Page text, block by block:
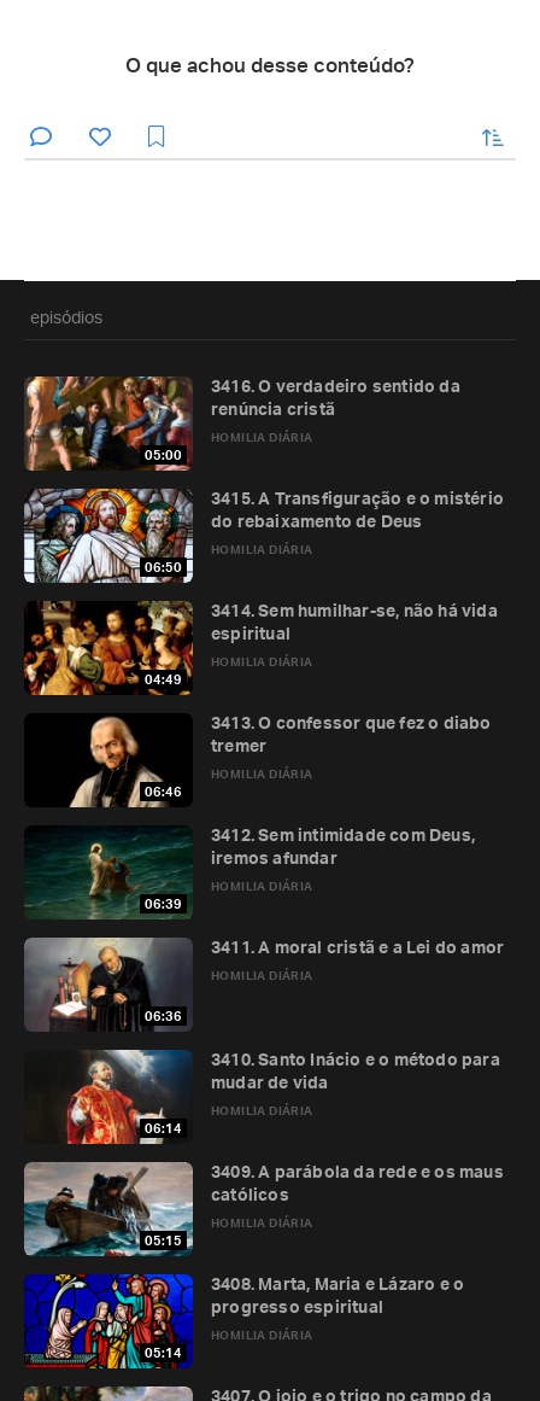
O que achou desse conteúdo?
enviar
episódios
05:00
HOMILIA DIÁRIA
3416. O verdadeiro sentido da
renúncia cristã
06:50
HOMILIA DIÁRIA
3415. A Transfiguração e o mistério
do rebaixamento de Deus
04:49
HOMILIA DIÁRIA
3414. Sem humilhar-se, não há vida
espiritual
06:46
HOMILIA DIÁRIA
3413. O confessor que fez o diabo
tremer
06:39
HOMILIA DIÁRIA
3412. Sem intimidade com Deus,
iremos afundar
06:36
HOMILIA DIÁRIA
3411. A moral cristã e a Lei do amor
06:14
HOMILIA DIÁRIA
3410. Santo Inácio e o método para
mudar de vida
05:15
HOMILIA DIÁRIA
3409. A parábola da rede e os maus
católicos
05:14
HOMILIA DIÁRIA
3408. Marta, Maria e Lázaro e o
progresso espiritual
3407. O joio e o trigo no campo da